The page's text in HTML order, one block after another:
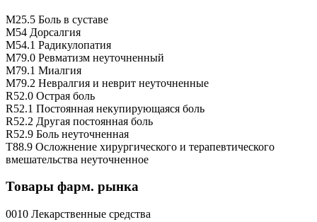
M25.5 Боль в суставе
M54 Дорсалгия
M54.1 Радикулопатия
M79.0 Ревматизм неуточненный
M79.1 Миалгия
M79.2 Невралгия и неврит неуточненные
R52.0 Острая боль
R52.1 Постоянная некупирующаяся боль
R52.2 Другая постоянная боль
R52.9 Боль неуточненная
T88.9 Осложнение хирургического и терапевтического
вмешательства неуточненное
Товары фарм. рынка
0010 Лекарственные средства